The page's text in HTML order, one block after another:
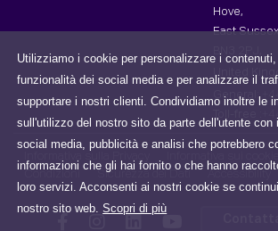
Utilizziamo i cookie per personalizzare i
funzionalità dei social media e per analizzare il
supportare i nostri clienti. Condividiamo inoltre le
sull'utilizzo del nostro sito da parte dell'utente con
social media, pubblicità e analisi che potrebbero
informazioni che gli hai fornito o che hanno
loro servizi. Acconsenti ai nostri cookie se
nostro sito web.Scopri di più
Hove,
East
BN3 2PJ,
United
General:
Sicurezza dei Dati